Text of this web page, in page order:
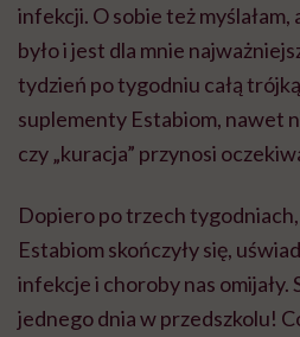
infekcji. O sobie też
było i jest dla mnie
tydzień po tygodniu całą
suplementy Estabiom, nawet
czy „kuracja” przynosi
Dopiero po trzech
Estabiom skończyły się,
infekcje i choroby nas omijały.
jednego dnia w przedszkolu!